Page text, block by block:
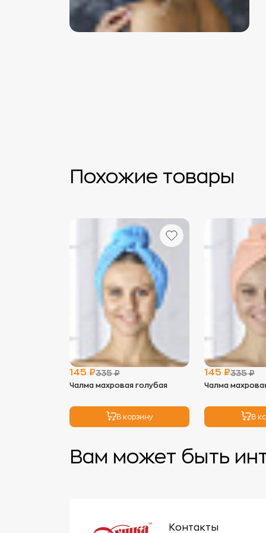
Похожие товары
145 ₽335 ₽
Чалма махровая голубая
В корзину
145 ₽335 ₽
Чалма
В
Вам может быть
Контакты